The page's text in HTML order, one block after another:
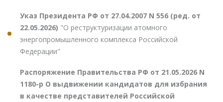
Указ Президента РФ от 27.04.2007 N 556 (ред. от
22.05.2026) "О реструктуризации атомного
энергопромышленного комплекса Российской
Федерации"
Распоряжение Правительства РФ от 21.05.2026 N
1180-р О выдвижении кандидатов для избрания
в качестве представителей Российской